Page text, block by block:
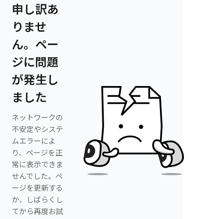
申し訳あ
りませ
ん。ペー
ジに問題
が発生し
ました
ネットワークの
不安定やシステ
ムエラーによ
り、ページを正
常に表示できま
せんでした。ペ
ージを更新する
か、しばらくし
てから再度お試